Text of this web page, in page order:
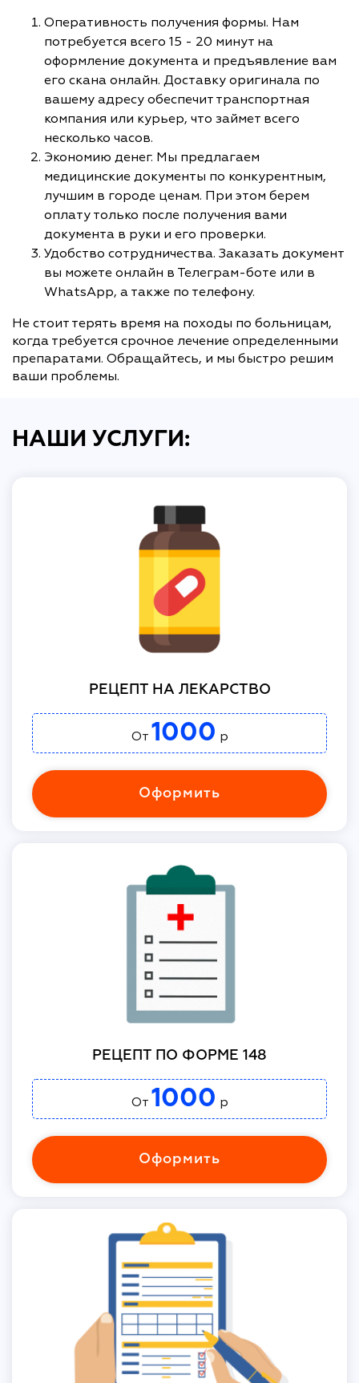
Оперативность получения формы. Нам
потребуется всего 15 - 20 минут на
оформление документа и предъявление вам
его скана онлайн. Доставку оригинала по
вашему адресу обеспечит транспортная
компания или курьер, что займет всего
несколько часов.
Экономию денег. Мы предлагаем
медицинские документы по конкурентным,
лучшим в городе ценам. При этом берем
оплату только после получения вами
документа в руки и его проверки.
Удобство сотрудничества. Заказать документ
вы можете онлайн в Телеграм-боте или в
WhatsApp, а также по телефону.
Не стоит терять время на походы по больницам,
когда требуется срочное лечение определенными
препаратами. Обращайтесь, и мы быстро решим
ваши проблемы.
НАШИ УСЛУГИ:
РЕЦЕПТ НА ЛЕКАРСТВО
От 1000 р
Оформить
РЕЦЕПТ ПО ФОРМЕ 148
От 1000 р
Оформить